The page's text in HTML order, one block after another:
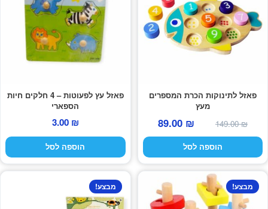
פאזל לתינוקות הכרת המספרים
מעץ
149.00₪
המחיר
המקורי
היה:
89.00 ₪
המחיר
הנוכחי
הוא:
הוספה לסל
פאזל עץ לפעוטות – 4 חלקים חיות
הספארי
3.00 ₪
הוספה לסל
מבצע! מבצע!